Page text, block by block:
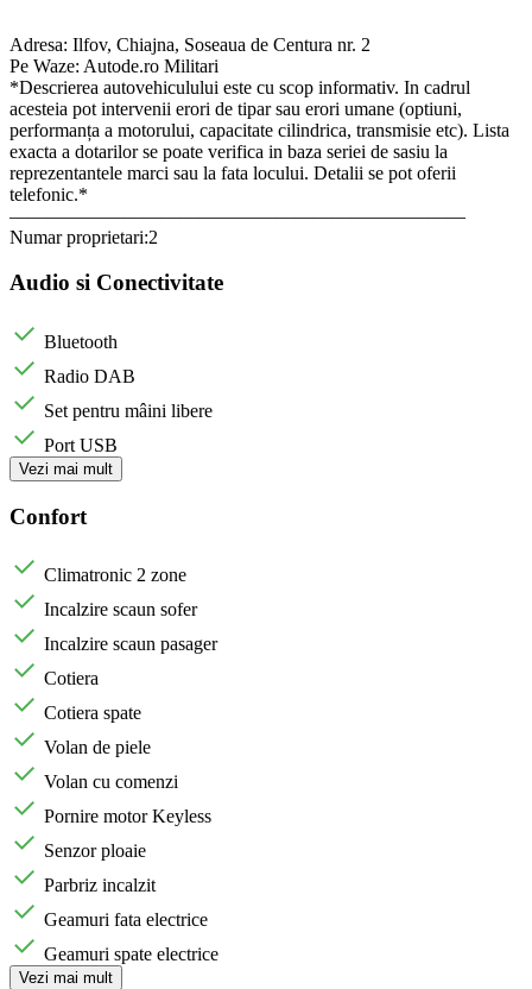
Adresa: Ilfov, Chiajna, Soseaua de Centura nr. 2
Pe Waze: Autode.ro Militari
*Descrierea autovehiculului este cu scop informativ. In cadrul
acesteia pot intervenii erori de tipar sau erori umane (optiuni,
performanța a motorului, capacitate cilindrica, transmisie etc). Lista
exacta a dotarilor se poate verifica in baza seriei de sasiu la
reprezentantele marci sau la fata locului. Detalii se pot oferii
telefonic.*
————————————————————————
Numar proprietari:2
Audio si Conectivitate
Bluetooth
Radio DAB
Set pentru mâini libere
Port USB
Vezi mai mult
Confort
Climatronic 2 zone
Incalzire scaun sofer
Incalzire scaun pasager
Cotiera
Cotiera spate
Volan de piele
Volan cu comenzi
Pornire motor Keyless
Senzor ploaie
Parbriz incalzit
Geamuri fata electrice
Geamuri spate electrice
Vezi mai mult